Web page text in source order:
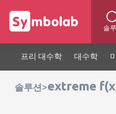
솔
프리 대수학 대수학
솔루션 >extreme